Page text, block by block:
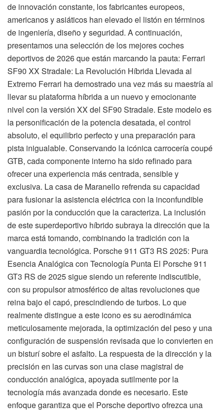
de innovación constante, los fabricantes europeos,
americanos y asiáticos han elevado el listón en términos
de ingeniería, diseño y seguridad. A continuación,
presentamos una selección de los mejores coches
deportivos de 2026 que están marcando la pauta: Ferrari
SF90 XX Stradale: La Revolución Híbrida Llevada al
Extremo Ferrari ha demostrado una vez más su maestría al
llevar su plataforma híbrida a un nuevo y emocionante
nivel con la versión XX del SF90 Stradale. Este modelo es
la personificación de la potencia desatada, el control
absoluto, el equilibrio perfecto y una preparación para
pista inigualable. Conservando la icónica carrocería coupé
GTB, cada componente interno ha sido refinado para
ofrecer una experiencia más centrada, sensible y
exclusiva. La casa de Maranello refrenda su capacidad
para fusionar la asistencia eléctrica con la inconfundible
pasión por la conducción que la caracteriza. La inclusión
de este superdeportivo híbrido subraya la dirección que la
marca está tomando, combinando la tradición con la
vanguardia tecnológica. Porsche 911 GT3 RS 2025: Pura
Esencia Analógica con Tecnología Punta El Porsche 911
GT3 RS de 2025 sigue siendo un referente indiscutible,
con su propulsor atmosférico de altas revoluciones que
reina bajo el capó, prescindiendo de turbos. Lo que
realmente distingue a este icono es su aerodinámica
meticulosamente mejorada, la optimización del peso y una
configuración de suspensión revisada que lo convierten en
un bisturí sobre el asfalto. La respuesta de la dirección y la
precisión en las curvas son una clase magistral de
conducción analógica, apoyada sutilmente por la
tecnología más avanzada donde es necesario. Este
enfoque garantiza que el Porsche deportivo ofrezca una